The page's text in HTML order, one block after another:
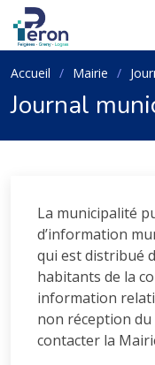
Accueil Mairie
Journal
La municipalité
d’information
qui est distribué
habitants de la
information
non réception du
contacter la